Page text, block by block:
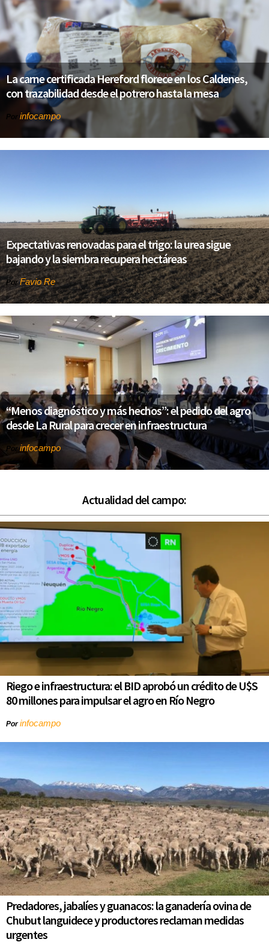
La carne certificada Hereford florece en los Caldenes,
con trazabilidad desde el potrero hasta la mesa
Por infocampo
Expectativas renovadas para el trigo: la urea sigue
bajando y la siembra recupera hectáreas
PorFavio Re
“Menos diagnóstico y más hechos”: el pedido del agro
desde La Rural para crecer en infraestructura
Porinfocampo
Actualidad del campo:
Riego e infraestructura: el BID aprobó un crédito de U$S
80 millones para impulsar el agro en Río Negro
Porinfocampo
Predadores, jabalíes y guanacos: la ganadería ovina de
Chubut languidece y productores reclaman medidas
urgentes